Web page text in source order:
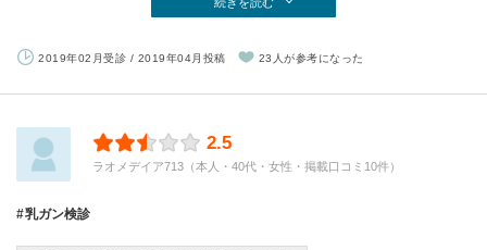
2019年02月受診 / 2019年04月投稿 23人が参考になった
2.5
ラオメデイア713（本人・40代・女性・掲載口コミ10件）
乳ガン検診